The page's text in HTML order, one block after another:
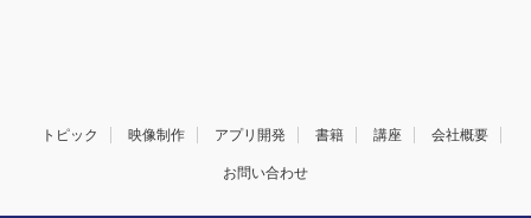
トピック 映像制作 アプリ開発 書籍 講座 会社概要
お問い合わせ